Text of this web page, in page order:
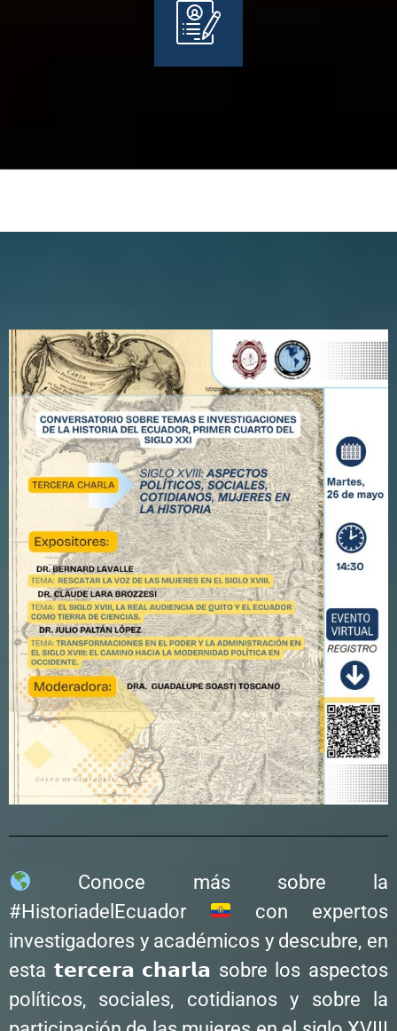
Conoce más sobre la
#HistoriadelEcuador
con expertos
investigadores y académicos y descubre, en
esta 𝘁𝗲𝗿𝗰𝗲𝗿𝗮 𝗰𝗵𝗮𝗿𝗹𝗮 sobre los aspectos
políticos, sociales, cotidianos y sobre la